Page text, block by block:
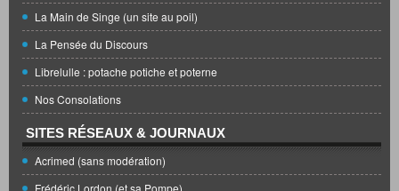
La Main de Singe (un site au poil)
La Pensée du Discours
Librelulle : potache potiche et poterne
Nos Consolations
SITES RÉSEAUX & JOURNAUX
Acrimed (sans modération)
Frédéric Lordon (et sa Pompe)